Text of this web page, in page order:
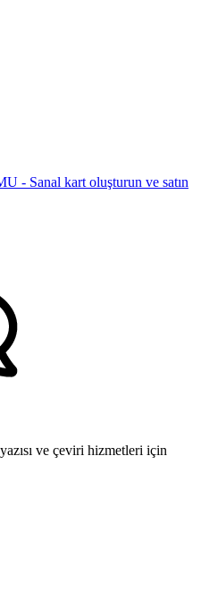
- Sanal kart oluşturun ve satın
ve çeviri hizmetleri için